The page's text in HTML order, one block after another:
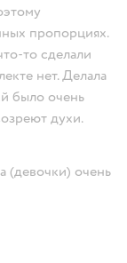
пропорциях.
то сделали
нет. Делала
было очень
духи.
(девочки) очень